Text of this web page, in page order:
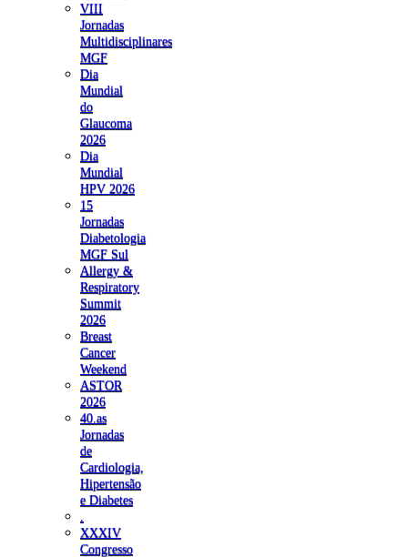
VIII
Jornadas
Multidisciplinares
MGF
Dia
Mundial
do
Glaucoma
2026
Dia
Mundial
HPV 2026
15
Jornadas
Diabetologia
MGF Sul
Allergy &
Respiratory
Summit
2026
Breast
Cancer
Weekend
ASTOR
2026
40.as
Jornadas
de
Cardiologia,
Hipertensão
e Diabetes
XXXIV
Congresso